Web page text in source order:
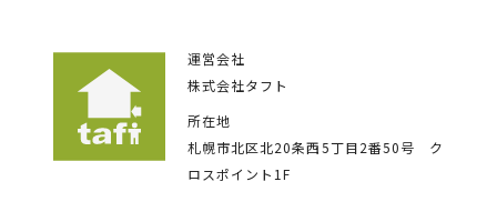
運営会社
株式会社タフト
所在地
札幌市北区北20条西5丁目2番50号
ク
ロスポイント1F